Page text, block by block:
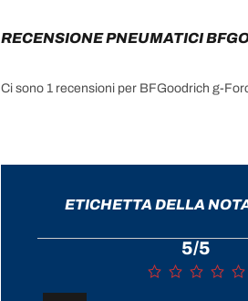
RECENSIONE PNEUMATICI
Ci sono 1 recensioni per BFGoodrich g-
ETICHETTA DELLA
5/5